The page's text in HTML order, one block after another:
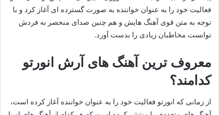
فعالیت خود را به عنوان خواننده به صورت گسترده ای آغاز کرد و با
توجه به متن قوی آهنگ هایش و هم چنین صدای منحصر به فردش
توانست مخاطبان زیادی را بدست آورد.
معروف ترین آهنگ های آرش انورتو
کدامند؟
از زمانی که انورتو فعالیت خود را به عنوان خواننده آغاز کرده است،